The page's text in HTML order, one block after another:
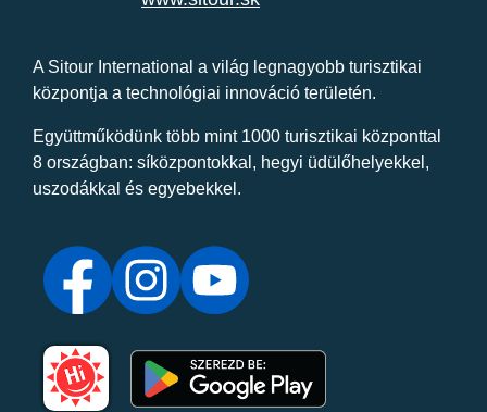
A Sitour International a világ legnagyobb turisztikai
központja a technológiai innováció területén.
Együttműködünk több mint 1000 turisztikai központtal
8 országban: síközpontokkal, hegyi üdülőhelyekkel,
uszodákkal és egyebekkel.